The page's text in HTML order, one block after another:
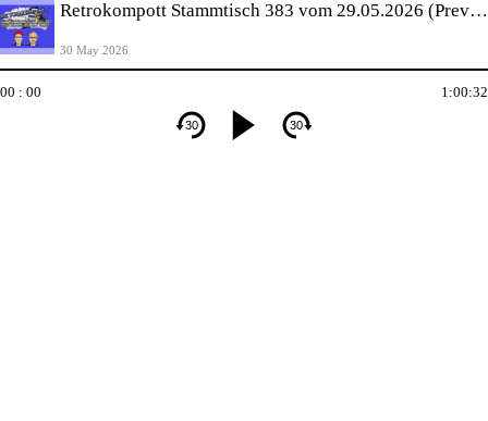
Retrokompott Stammtisch 383 vom 29.05.2026 (Preview)
30 May 2026
00 : 00 1:00:32
30 30